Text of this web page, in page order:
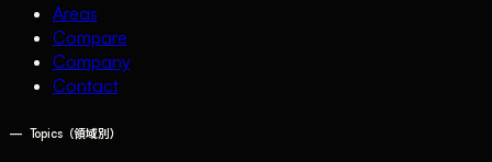
Areas
Compare
Company
Contact
— Topics（領域別）